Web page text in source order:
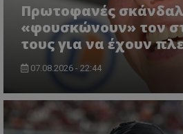
Πρωτοφανές
«φουσκώνουν» τον
τους για να έχουν
07.08.2026 - 22:44